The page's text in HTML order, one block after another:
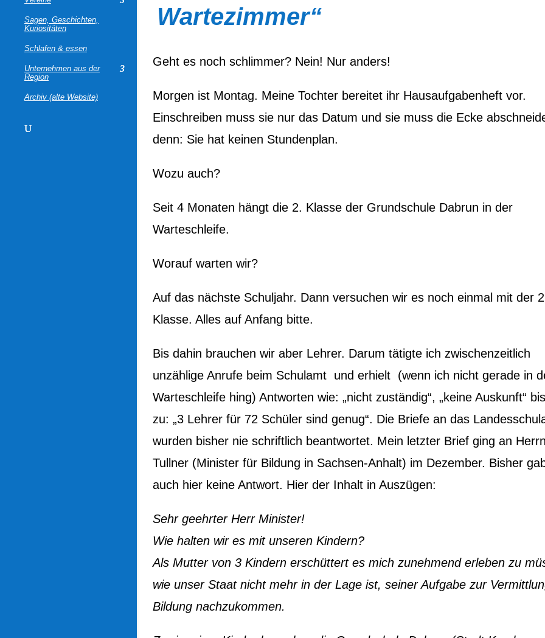
Sagen, Geschichten,
Kuriositäten
Schlafen & essen
Unternehmen aus der
Region
Archiv (alte Website)
Wartezimmer“
Geht es noch schlimmer? Nein! Nur anders!
Morgen ist Montag. Meine Tochter bereitet ihr Hausaufgabenheft vor.
Einschreiben muss sie nur das Datum und sie muss die Ecke
denn: Sie hat keinen Stundenplan.
Wozu auch?
Seit 4 Monaten hängt die 2. Klasse der Grundschule Dabrun in der
Warteschleife.
Worauf warten wir?
Auf das nächste Schuljahr. Dann versuchen wir es noch einmal mit der
Klasse. Alles auf Anfang bitte.
Bis dahin brauchen wir aber Lehrer. Darum tätigte ich zwischenzeitlich
unzählige Anrufe beim Schulamt und erhielt (wenn ich nicht gerade in
Warteschleife hing) Antworten wie: „nicht zuständig“, „keine Auskunft“
zu: „3 Lehrer für 72 Schüler sind genug“. Die Briefe an das
wurden bisher nie schriftlich beantwortet. Mein letzter Brief ging an Herrn
Tullner (Minister für Bildung in Sachsen-Anhalt) im Dezember. Bisher
auch hier keine Antwort. Hier der Inhalt in Auszügen:
Sehr geehrter Herr Minister!
Wie halten wir es mit unseren Kindern?
Als Mutter von 3 Kindern erschüttert es mich zunehmend erleben zu
wie unser Staat nicht mehr in der Lage ist, seiner Aufgabe zur
Bildung nachzukommen.